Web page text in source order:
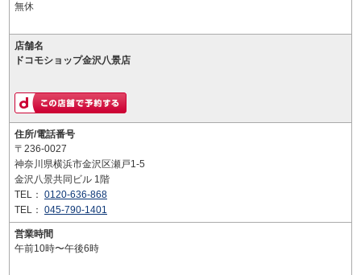
無休
店舗名
ドコモショップ金沢八景店
住所/電話番号
〒236-0027
神奈川県横浜市金沢区瀬戸1-5
金沢八景共同ビル 1階
TEL： 0120-636-868
TEL： 045-790-1401
営業時間
午前10時〜午後6時